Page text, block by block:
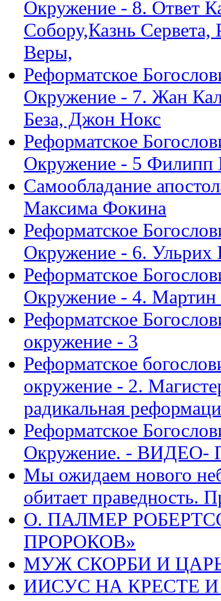
Окружение - 8. Ответ
Собору,Казнь Сервета,
Веры,
Реформатское
Окружение - 7. Жан
Беза, Джон Нокс
Реформатское
Окружение - 5 Филипп
Самообладание
Максима Фокина
Реформатское
Окружение - 6. Ульрих
Реформатское
Окружение - 4.
Реформатское
окружение - 3
Реформатское
окружение - 2.
радикальная
Реформатское
Окружение. - ВИДЕО-
Мы ожидаем нового
обитает праведность.
О. ПАЛМЕР
ПРОРОКОВ»
МУЖ СКОРБИ И ЦАРЬ
ИИСУС НА КРЕСТЕ